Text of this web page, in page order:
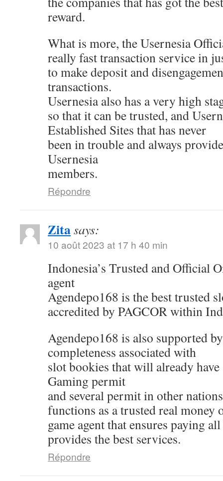
reward.
What is more, the Usernesia
really fast transaction service in
to make deposit and
transactions.
Usernesia also has a very high
so that it can be trusted, and
Established Sites that has never
been in trouble and always
Usernesia
members.
Répondre
Zitasays:
10 août 2023 at 17 h 40 min
Indonesia’s Trusted and Official
agent
Agendepo168 is the best trusted
accredited by PAGCOR within
Agendepo168 is also supported
completeness associated with
slot bookies that will already
Gaming permit
and several permit in other
functions as a trusted real money
game agent that ensures paying
provides the best services.
Répondre